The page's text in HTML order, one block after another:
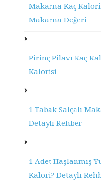
Makarna Kaç
Makarna Değeri
Pirinç Pilavı Kaç
Kalorisi
1 Tabak Salçalı
Detaylı Rehber
1 Adet Haşlanmış
Kalori? Detaylı